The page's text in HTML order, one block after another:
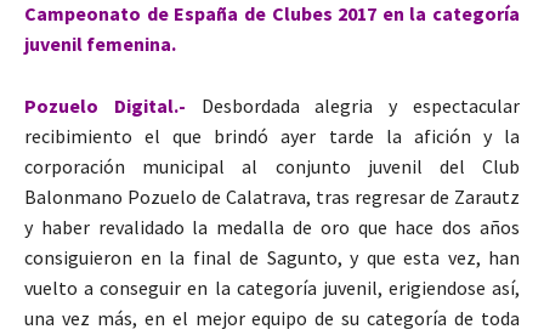
Campeonato de España de Clubes 2017 en la categoría
juvenil femenina.
Pozuelo Digital.-
Desbordada alegria y espectacular
recibimiento el que brindó ayer tarde la afición y la
corporación municipal al conjunto juvenil del Club
Balonmano Pozuelo de Calatrava, tras regresar de Zarautz
y haber revalidado la medalla de oro que hace dos años
consiguieron en la final de Sagunto, y que esta vez, han
vuelto a conseguir en la categoría juvenil, erigiendose así,
una vez más, en el mejor equipo de su categoría de toda